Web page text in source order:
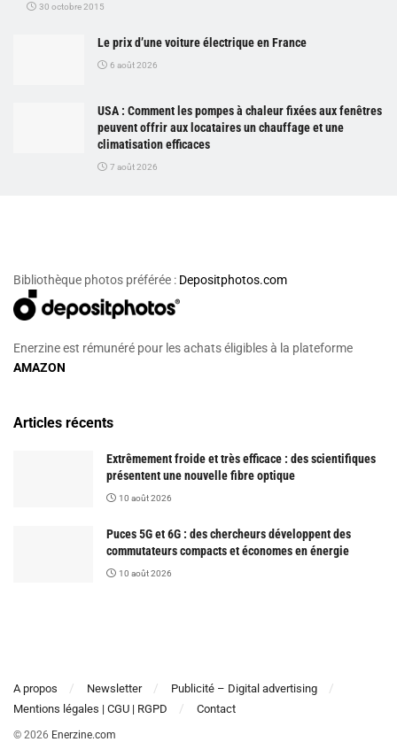
30 octobre 2015
Le prix d’une voiture électrique en France
6 août 2026
USA : Comment les pompes à chaleur fixées aux fenêtres
peuvent offrir aux locataires un chauffage et une
climatisation efficaces
7 août 2026
Bibliothèque photos préférée : Depositphotos.com
Enerzine est rémunéré pour les achats éligibles à la plateforme
AMAZON
Articles récents
Extrêmement froide et très efficace : des scientifiques
présentent une nouvelle fibre optique
10 août 2026
Puces 5G et 6G : des chercheurs développent des
commutateurs compacts et économes en énergie
10 août 2026
A propos Newsletter
Publicité – Digital advertising
Mentions légales | CGU | RGPD
Contact
© 2026 Enerzine.com